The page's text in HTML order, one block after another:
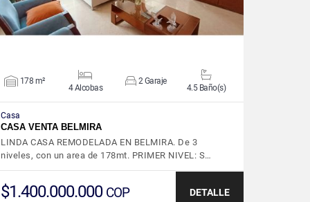
178 m²
4 Alcobas
2 Garaje
4.5 Baño(s)
Casa
CASA VENTA BELMIRA
LINDA CASA REMODELADA EN BELMIRA. De 3
niveles, con un area de 178mt. PRIMER NIVEL: S…
$1.400.000.000 COP DETALLE